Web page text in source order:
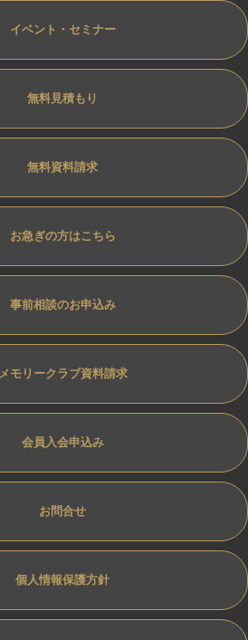
イベント・セミナー
無料見積もり
無料資料請求
お急ぎの方はこちら
事前相談のお申込み
メモリークラブ資料請求
会員入会申込み
お問合せ
個人情報保護方針